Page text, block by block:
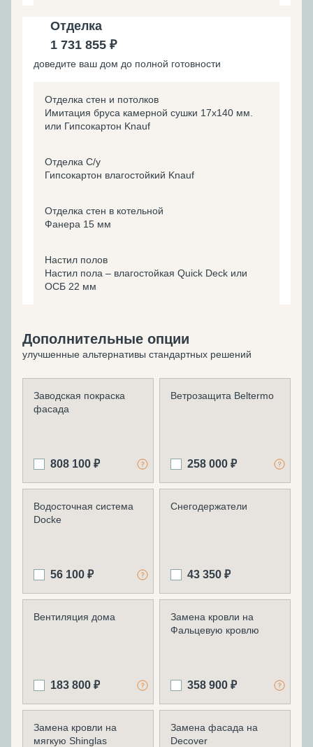
Отделка
1 731 855 ₽
доведите ваш дом до полной готовности
Отделка стен и потолков
Имитация бруса камерной сушки 17х140 мм.
или Гипсокартон Knauf
Отделка С/у
Гипсокартон влагостойкий Knauf
Отделка стен в котельной
Фанера 15 мм
Настил полов
Настил пола – влагостойкая Quick Deck или
ОСБ 22 мм
Дополнительные опции
улучшенные альтернативы стандартных решений
Заводская покраска
фасада
808 100 ₽
Ветрозащита Beltermo
258 000 ₽
Водосточная система
Docke
56 100 ₽
Снегодержатели
43 350 ₽
Вентиляция дома
183 800 ₽
Замена кровли на
Фальцевую кровлю
358 900 ₽
Замена кровли на
мягкую Shinglas
Замена фасада на
Decover